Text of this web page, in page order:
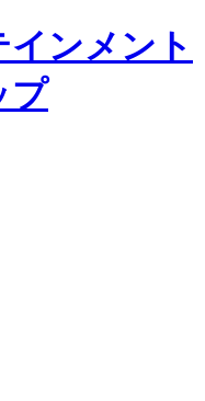
ンメント
プ